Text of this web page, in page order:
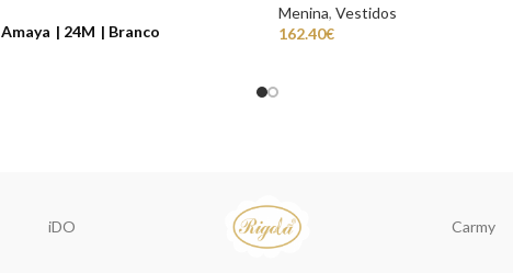
Amaya
24M Branco
Menina, Vestidos
162.40€
iDO Carmy